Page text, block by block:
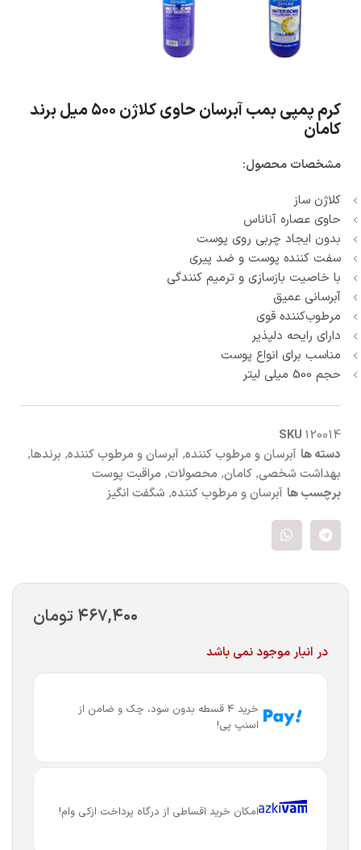
کرم پمپی بمب آبرسان حاوی کلاژن ۵۰۰ میل برند
کامان
مشخصات محصول:
کلاژن ساز
حاوی عصاره آناناس
بدون ایجاد چربی روی پوست
سفت کننده پوست و ضد پیری
با خاصیت بازسازی و ترمیم کنندگی
آبرسانی عمیق
مرطوب‌کننده قوی
دارای رایحه دلپذیر
مناسب برای انواع پوست
حجم 500 میلی لیتر
SKU 120014
دسته ها آبرسان و مرطوب کننده, آبرسان و مرطوب کننده, برندها,
بهداشت شخصی, کامان, محصولات, مراقبت پوست
برچسب ها آبرسان و مرطوب کننده, شگفت انگیز
۴۶۷,۴۰۰ تومان
در انبار موجود نمی باشد
خرید 4 قسطه بدون سود، چک و ضامن از
اسنپ پی!
امکان خرید اقساطی از درگاه پرداخت ازکی وام!